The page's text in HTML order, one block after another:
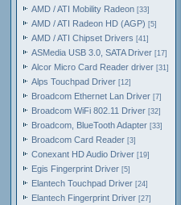
AMD / ATI Mobility Radeon [33]
AMD / ATI Radeon HD (AGP) [5]
AMD / ATI Chipset Drivers [41]
ASMedia USB 3.0, SATA Driver [17]
Alcor Micro Card Reader driver [31]
Alps Touchpad Driver [12]
Broadcom Ethernet Lan Driver [7]
Broadcom WiFi 802.11 Driver [32]
Broadcom, BlueTooth Adapter [33]
Broadcom Card Reader [3]
Conexant HD Audio Driver [19]
Egis Fingerprint Driver [5]
Elantech Touchpad Driver [24]
Elantech Fingerprint Driver [27]